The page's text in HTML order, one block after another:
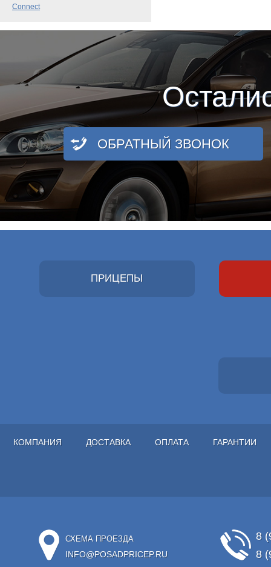
Connect
ОБРАТНЫЙ ЗВОНОК
ПРИЦЕПЫ
КОМПАНИЯ ДОСТАВКА ОПЛАТА ГАРАНТИИ
СХЕМА ПРОЕЗДА
INFO@POSADPRICEP.RU
8
8